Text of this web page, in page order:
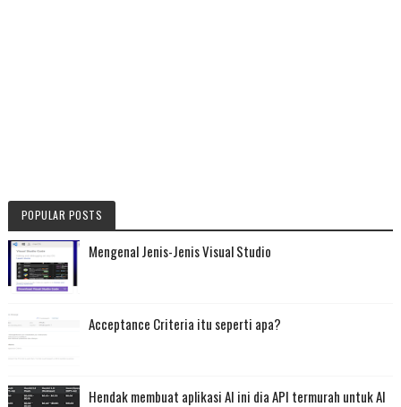
POPULAR POSTS
Mengenal Jenis-Jenis Visual Studio
Acceptance Criteria itu seperti apa?
Hendak membuat aplikasi AI ini dia API termurah untuk AI